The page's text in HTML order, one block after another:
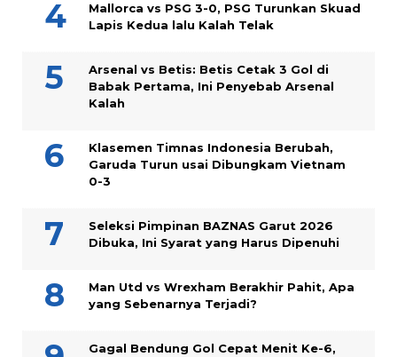
Mallorca vs PSG 3-0, PSG Turunkan Skuad
Lapis Kedua lalu Kalah Telak
Arsenal vs Betis: Betis Cetak 3 Gol di
Babak Pertama, Ini Penyebab Arsenal
Kalah
Klasemen Timnas Indonesia Berubah,
Garuda Turun usai Dibungkam Vietnam
0-3
Seleksi Pimpinan BAZNAS Garut 2026
Dibuka, Ini Syarat yang Harus Dipenuhi
Man Utd vs Wrexham Berakhir Pahit, Apa
yang Sebenarnya Terjadi?
Gagal Bendung Gol Cepat Menit Ke-6,